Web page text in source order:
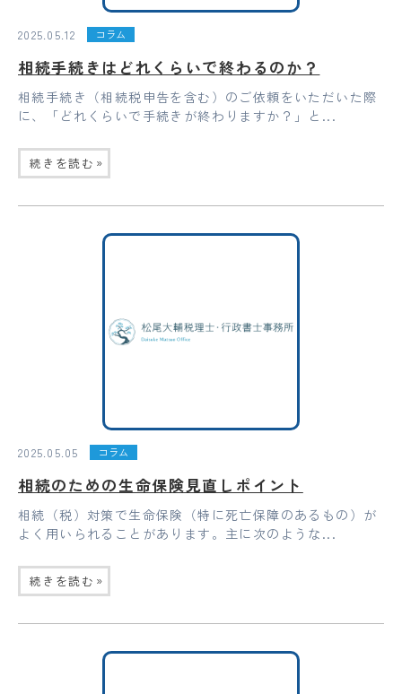
2025.05.12 コラム
相続手続きはどれくらいで終わるのか？
相続手続き（相続税申告を含む）のご依頼をいただいた際
に、「どれくらいで手続きが終わりますか？」と...
続きを読む »
2025.05.05 コラム
相続のための生命保険見直しポイント
相続（税）対策で生命保険（特に死亡保障のあるもの）が
よく用いられることがあります。主に次のような...
続きを読む »